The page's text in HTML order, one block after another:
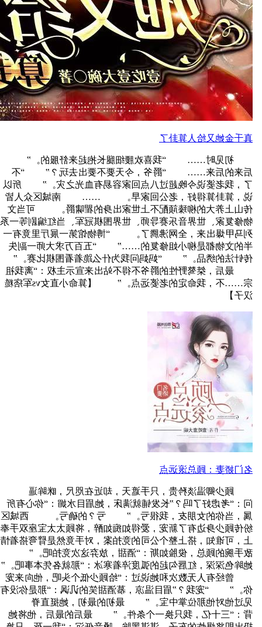
真千金她又给人算卦了
初见时…… “我喜欢腰细腿长抱起来舒服的。”
后来的后来…… “爵爷，今天要不要出去玩？” “不
了，我老婆说今晚超过八点回家容易有血光之灾。” 所以
说，算卦算得好，老公回家早。 …… 南城区众人皆
传山上养大的柳臻颃配不上世家出身的瞿啸爵。 可当文
物修复家、世界音乐赛导师、世界围棋冠军、当红编剧等一系
列马甲爆出来，全网沸腾了。 “博物馆第一展厅里竟有一
半的文物都是柳小姐修复的……” “五百万求大师一副失
传针法的绣品。” “妈妈问我为什么跪着看围棋比赛。”
最后，桀骜野性的爵爷不得不站出来宣示主权：“离我祖
宗……不，我命定的老婆远点。” 【算命小直女vs军痞糙
汉子】
名门娇妻：顾总滚远点
顾少卿温淡矜贵，只手遮天，却近在咫尺，眯眸逼
问：“考虑好了吗？”长发铺就满床，她眉目水媚：“你心有所
属，当你的女朋友，我很亏。” 亏？的确亏。 西城区
纷传顾少身边有了新宠，爱得如痴如醉，将顾太太宝座双手奉
上，可谁知，搭上整个公司的竞拍案，对手竟然是臂弯搭着情
敌手腕的顾总，俊脸如斯：“酒甜，放弃这次竞拍吧。”
她眸色深深，红唇勾起的弧度淬着寒冰：“那就各凭本事吧。”
曾经有人无数次和她说过：“给顾少低个头吧，他向来宠
你。” “宠我？”眉目温凉，慕酒甜笑的讥讽：“那是你没有
见过他对他那位掌中宝。” 最初的最初，她挺直脊
背：“三十亿，我只换一个条件。” 最后的最后，他将她